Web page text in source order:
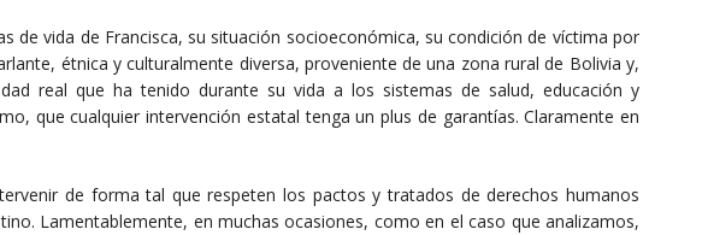
de vida de Francisca, su situación socioeconómica, su condición de víctima por
étnica y culturalmente diversa, proveniente de una zona rural de Bolivia y,
real que ha tenido durante su vida a los sistemas de salud, educación y
que cualquier intervención estatal tenga un plus de garantías. Claramente en
de forma tal que respeten los pactos y tratados de derechos humanos
Lamentablemente, en muchas ocasiones, como en el caso que analizamos,